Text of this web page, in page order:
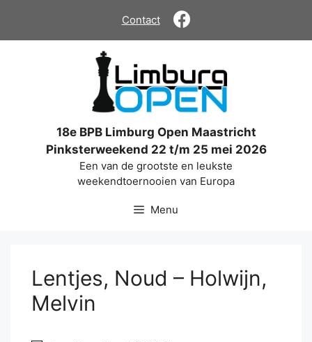
de
Contact
18e BPB Limburg Open Maastricht
Pinksterweekend 22 t/m 25 mei 2026
Een van de grootste en leukste
weekendtoernooien van Europa
Menu
Lentjes, Noud – Holwijn,
Melvin